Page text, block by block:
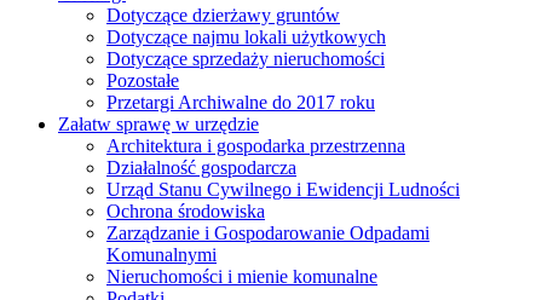
Dotyczące dzierżawy gruntów
Dotyczące najmu lokali użytkowych
Dotyczące sprzedaży nieruchomości
Pozostałe
Przetargi Archiwalne do 2017 roku
Załatw sprawę w urzędzie
Architektura i gospodarka przestrzenna
Działalność gospodarcza
Urząd Stanu Cywilnego i Ewidencji Ludności
Ochrona środowiska
Zarządzanie i Gospodarowanie Odpadami
Komunalnymi
Nieruchomości i mienie komunalne